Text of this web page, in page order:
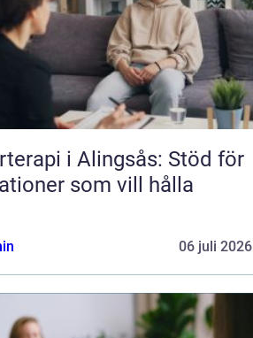
i Alingsås: Stöd för
som vill hålla
06 juli 2026